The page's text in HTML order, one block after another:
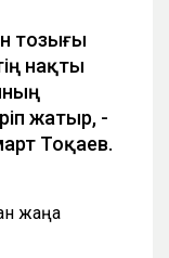
тозығы
нақты
жатыр, -
Тоқаев.
жаңа